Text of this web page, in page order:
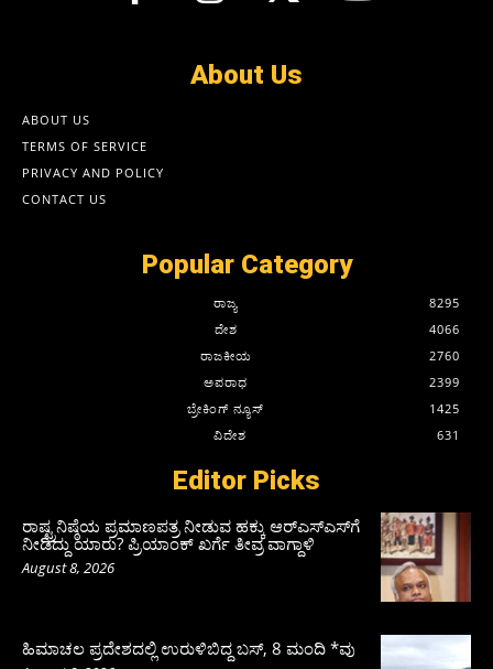
About Us
ABOUT US
TERMS OF SERVICE
PRIVACY AND POLICY
CONTACT US
Popular Category
ರಾಜ್ಯ
8295
ದೇಶ
4066
ರಾಜಕೀಯ
2760
ಅಪರಾಧ
2399
ಬ್ರೇಕಿಂಗ್ ನ್ಯೂಸ್
1425
ವಿದೇಶ
631
Editor Picks
ರಾಷ್ಟ್ರನಿಷ್ಠೆಯ ಪ್ರಮಾಣಪತ್ರ ನೀಡುವ ಹಕ್ಕು ಆರ್‌ಎಸ್‌ಎಸ್‌ಗೆ
ನೀಡಿದ್ದು ಯಾರು? ಪ್ರಿಯಾಂಕ್ ಖರ್ಗೆ ತೀವ್ರ ವಾಗ್ದಾಳಿ
August 8, 2026
ಹಿಮಾಚಲ ಪ್ರದೇಶದಲ್ಲಿ ಉರುಳಿಬಿದ್ದ ಬಸ್‌, 8 ಮಂದಿ *ವು